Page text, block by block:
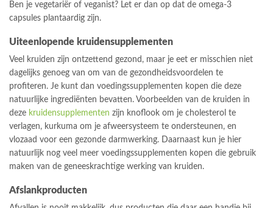
Ben je vegetariër of veganist? Let er dan op dat de omega-3
capsules plantaardig zijn.
Uiteenlopende kruidensupplementen
Veel kruiden zijn ontzettend gezond, maar je eet er misschien niet
dagelijks genoeg van om van de gezondheidsvoordelen te
profiteren. Je kunt dan voedingssupplementen kopen die deze
natuurlijke ingrediënten bevatten. Voorbeelden van de kruiden in
deze kruidensupplementen zijn knoflook om je cholesterol te
verlagen, kurkuma om je afweersysteem te ondersteunen, en
vlozaad voor een gezonde darmwerking. Daarnaast kun je hier
natuurlijk nog veel meer voedingssupplementen kopen die gebruik
maken van de geneeskrachtige werking van kruiden.
Afslankproducten